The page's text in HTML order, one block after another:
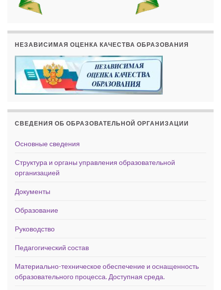
НЕЗАВИСИМАЯ ОЦЕНКА КАЧЕСТВА ОБРАЗОВАНИЯ
СВЕДЕНИЯ ОБ ОБРАЗОВАТЕЛЬНОЙ ОРГАНИЗАЦИИ
Основные сведения
Структура и органы управления образовательной
организацией
Документы
Образование
Руководство
Педагогический состав
Материально-техническое обеспечение и оснащенность
образовательного процесса. Доступная среда.